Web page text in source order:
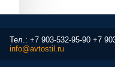
Тел.: +7 903-532-95-90 +7
info@avtostil.ru